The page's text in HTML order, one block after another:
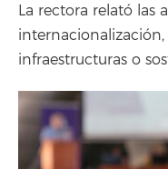
La rectora relató las
infraestructuras o